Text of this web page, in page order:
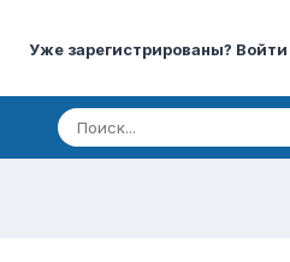
Уже зарегистрированы? Войти